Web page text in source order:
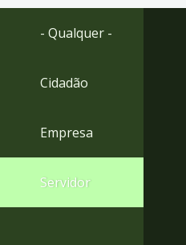
Ir
- Qualquer -
Cidadão
Empresa
Servidor